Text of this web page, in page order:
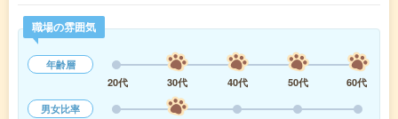
職場の雰囲気
年齢層
20代
30代 40代 50代
60代
男女比率